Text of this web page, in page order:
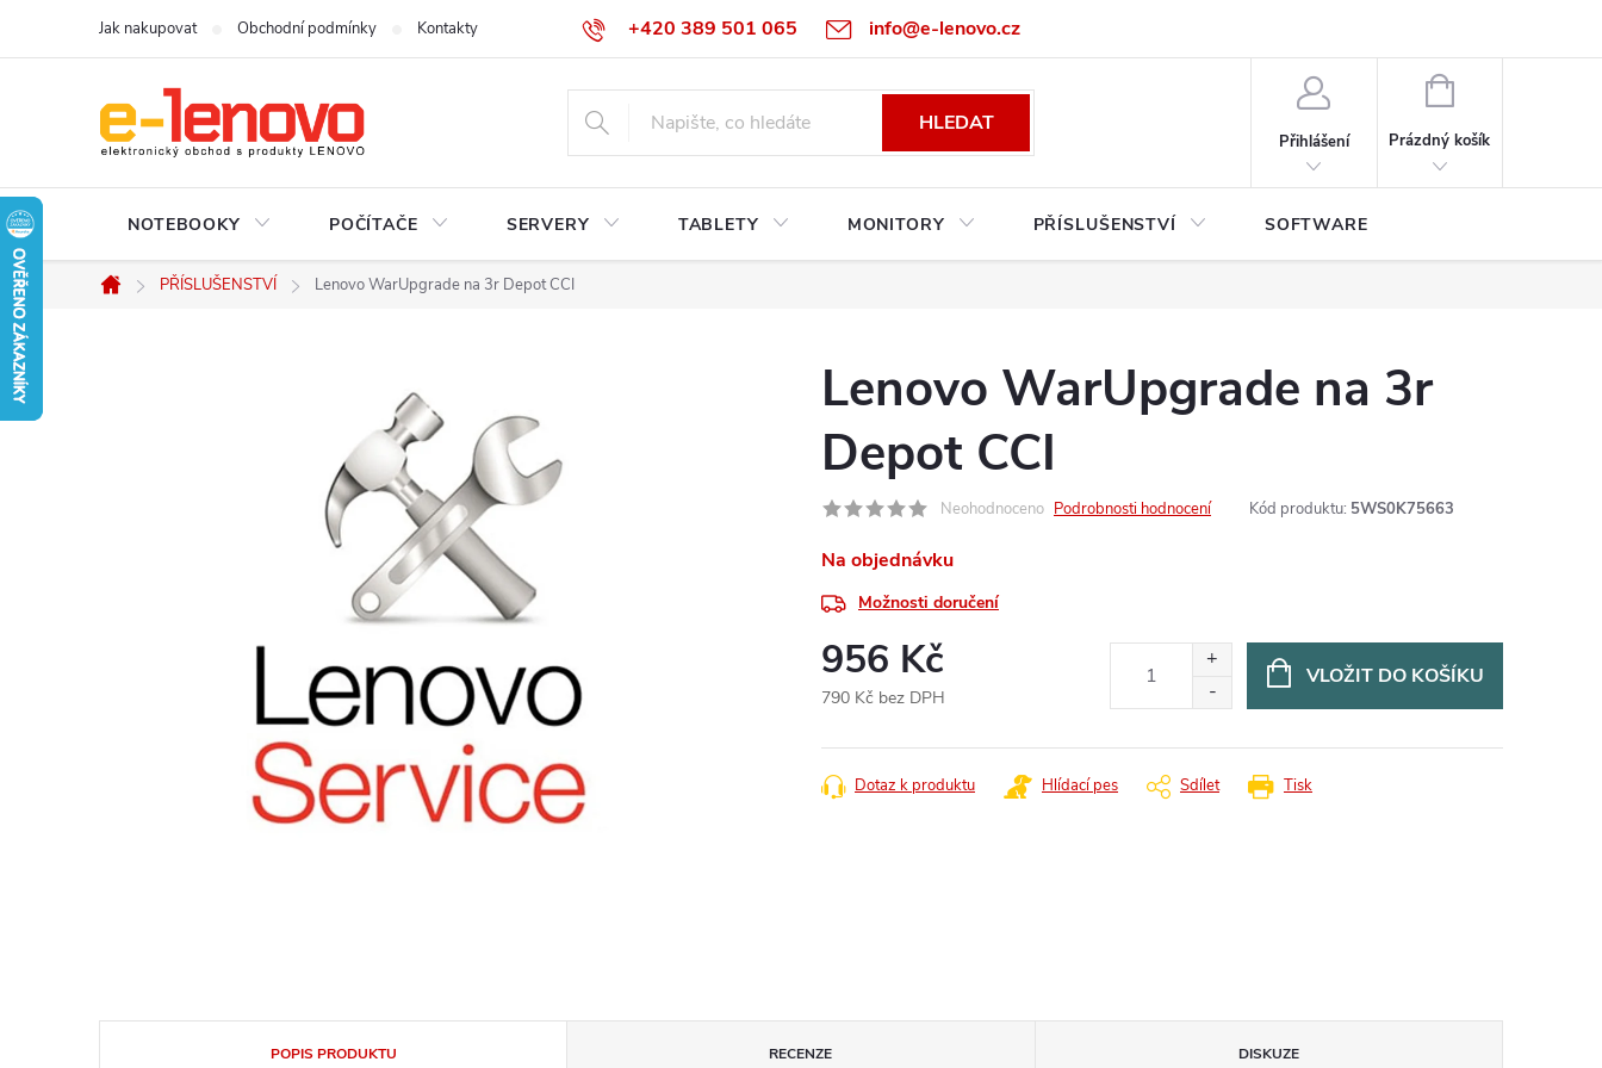
+420 389 501 065 info@e-lenovo.cz
Jak nakupovat Obchodní podmínky Kontakty
HLEDAT
Přihlášení
NÁKUPNÍ
Prázdný košík
NOTEBOOKY POČÍTAČE SERVERY TABLETY MONITORY PŘÍSLUŠENSTVÍ SOFTWARE
Domů
PŘÍSLUŠENSTVÍ Lenovo WarUpgrade na 3r Depot CCI
Lenovo WarUpgrade na 3r
Depot CCI
Neohodnoceno Podrobnosti hodnocení Kód produktu: 5WS0K75663
Na objednávku
Možnosti doručení
956 Kč
790 Kč bez DPH
cena:
VLOŽIT DO KOŠÍKU
Tisk
Dotaz k produktu Hlídací pes Sdílet
POPIS PRODUKTU RECENZE DISKUZE